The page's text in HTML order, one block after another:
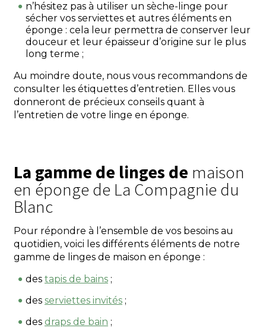
n’hésitez pas à utiliser un sèche-linge pour
sécher vos serviettes et autres éléments en
éponge : cela leur permettra de conserver leur
douceur et leur épaisseur d’origine sur le plus
long terme ;
Au moindre doute, nous vous recommandons de
consulter les étiquettes d’entretien. Elles vous
donneront de précieux conseils quant à
l’entretien de votre linge en éponge.
La gamme de linges de maison
en éponge de La Compagnie du
Blanc
Pour répondre à l’ensemble de vos besoins au
quotidien, voici les différents éléments de notre
gamme de linges de maison en éponge :
des tapis de bains ;
des serviettes invités ;
des draps de bain ;